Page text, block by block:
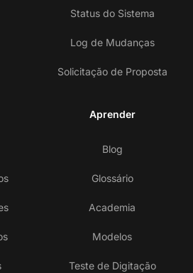
Status do Sistema
Log de Mudanças
Solicitação de Proposta
Aprender
Blog
Glossário
Academia
Modelos
Teste de Digitação